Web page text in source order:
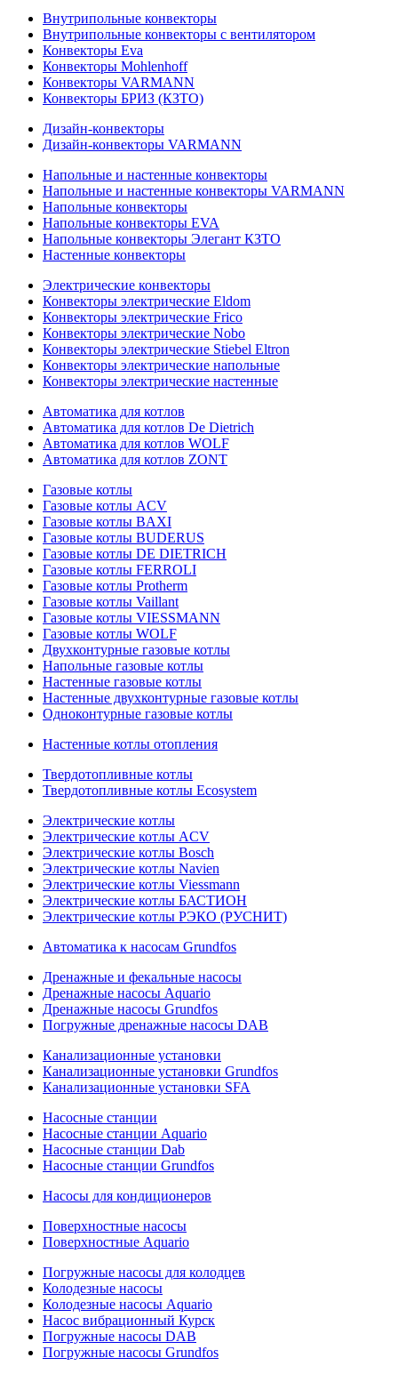
Внутрипольные конвекторы
Внутрипольные конвекторы с вентилятором
Конвекторы Eva
Конвекторы Mohlenhoff
Конвекторы VARMANN
Конвекторы БРИЗ (КЗТО)
Дизайн-конвекторы
Дизайн-конвекторы VARMANN
Напольные и настенные конвекторы
Напольные и настенные конвекторы VARMANN
Напольные конвекторы
Напольные конвекторы EVA
Напольные конвекторы Элегант КЗТО
Настенные конвекторы
Электрические конвекторы
Конвекторы электрические Eldom
Конвекторы электрические Frico
Конвекторы электрические Nobo
Конвекторы электрические Stiebel Eltron
Конвекторы электрические напольные
Конвекторы электрические настенные
Автоматика для котлов
Автоматика для котлов De Dietrich
Автоматика для котлов WOLF
Автоматика для котлов ZONT
Газовые котлы
Газовые котлы ACV
Газовые котлы BAXI
Газовые котлы BUDERUS
Газовые котлы DE DIETRICH
Газовые котлы FERROLI
Газовые котлы Protherm
Газовые котлы Vaillant
Газовые котлы VIESSMANN
Газовые котлы WOLF
Двухконтурные газовые котлы
Напольные газовые котлы
Настенные газовые котлы
Настенные двухконтурные газовые котлы
Одноконтурные газовые котлы
Настенные котлы отопления
Твердотопливные котлы
Твердотопливные котлы Ecosystem
Электрические котлы
Электрические котлы ACV
Электрические котлы Bosch
Электрические котлы Navien
Электрические котлы Viessmann
Электрические котлы БАСТИОН
Электрические котлы РЭКО (РУСНИТ)
Автоматика к насосам Grundfos
Дренажные и фекальные насосы
Дренажные насосы Aquario
Дренажные насосы Grundfos
Погружные дренажные насосы DAB
Канализационные установки
Канализационные установки Grundfos
Канализационные установки SFA
Насосные станции
Насосные станции Aquario
Насосные станции Dab
Насосные станции Grundfos
Насосы для кондиционеров
Поверхностные насосы
Поверхностные Aquario
Погружные насосы для колодцев
Колодезные насосы
Колодезные насосы Aquario
Насос вибрационный Курск
Погружные насосы DAB
Погружные насосы Grundfos